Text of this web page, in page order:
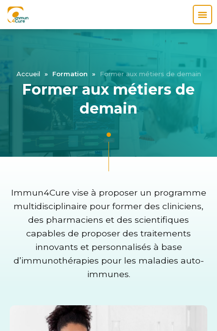
Accueil » Formation » Former aux métiers de demain
Former aux métiers de
demain
Immun4Cure vise à proposer un programme
multidisciplinaire pour former des cliniciens,
des pharmaciens et des scientifiques
capables de proposer des traitements
innovants et personnalisés à base
d’immunothérapies pour les maladies auto-
immunes.